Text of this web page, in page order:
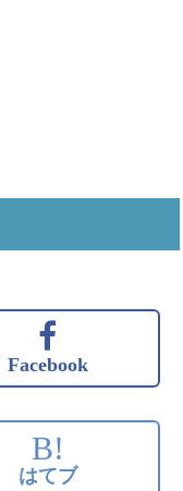
Facebook
B!
はてブ